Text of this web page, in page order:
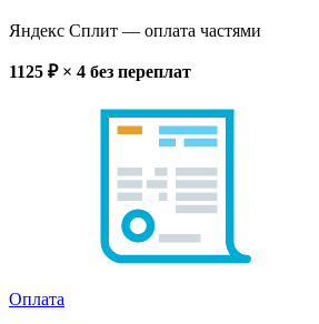
Яндекс Сплит — оплата частями
1125 ₽ × 4 без переплат
Оплата